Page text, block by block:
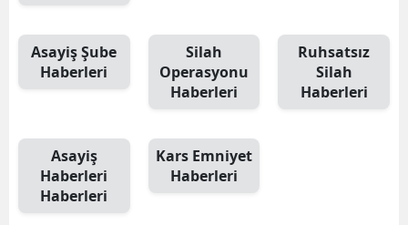
Ordu
Asayiş Şube
Haberleri
Silah
Operasyonu
Haberleri
Ruhsatsız
Silah
Haberleri
Asayiş
Haberleri
Haberleri
Kars Emniyet
Haberleri